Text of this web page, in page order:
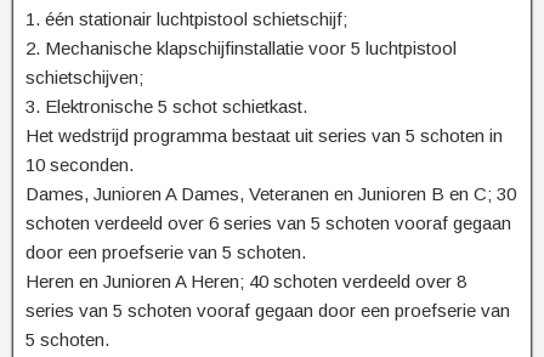
1. één stationair luchtpistool schietschijf;
2. Mechanische klapschijfinstallatie voor 5 luchtpistool
schietschijven;
3. Elektronische 5 schot schietkast.
Het wedstrijd programma bestaat uit series van 5 schoten in
10 seconden.
Dames, Junioren A Dames, Veteranen en Junioren B en C; 30
schoten verdeeld over 6 series van 5 schoten vooraf gegaan
door een proefserie van 5 schoten.
Heren en Junioren A Heren; 40 schoten verdeeld over 8
series van 5 schoten vooraf gegaan door een proefserie van
5 schoten.